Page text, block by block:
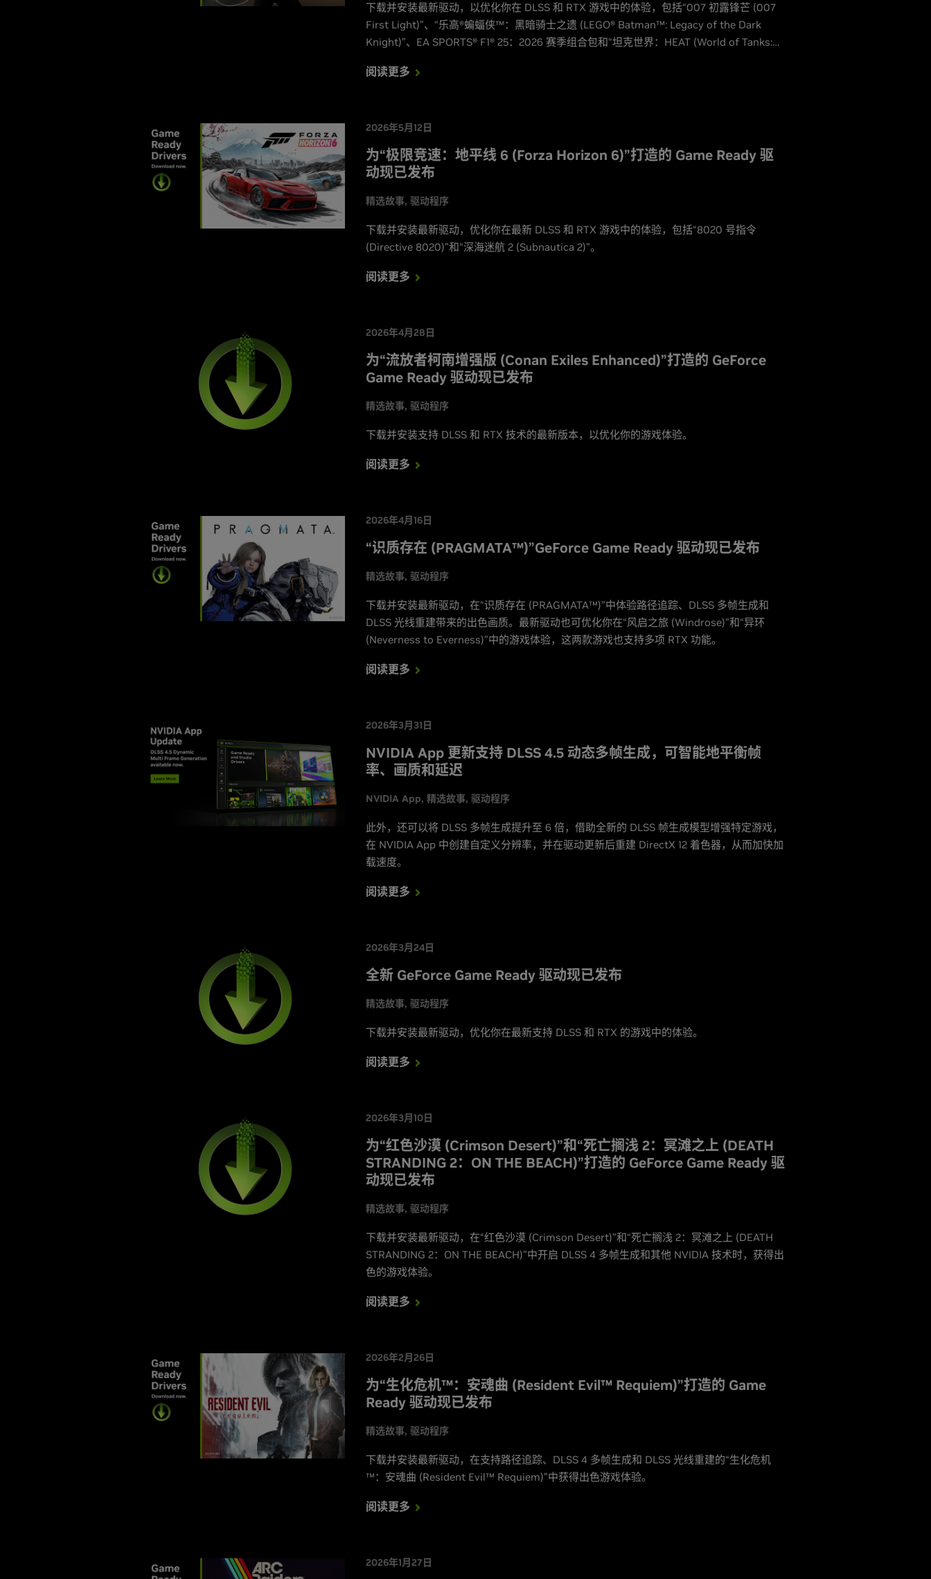
下载并安装最新驱动，以优化你在 DLSS 和 RTX 游戏中的体验，包括“007 初露锋芒 (007
First Light)”、“乐高®蝙蝠侠™：黑暗骑士之遗 (LEGO® Batman™: Legacy of the Dark
Knight)”、EA SPORTS® F1® 25：2026 赛季组合包和“坦克世界：HEAT (World of Tanks:
阅读更多
2026年5月12日
为“极限竞速：地平线 6 (Forza Horizon 6)”打造的 Game Ready 驱
动现已发布
精选故事 驱动程序
下载并安装最新驱动，优化你在最新 DLSS 和 RTX 游戏中的体验，包括“8020 号指令
(Directive 8020)”和“深海迷航 2 (Subnautica 2)”。
阅读更多
2026年4月28日
为“流放者柯南增强版 (Conan Exiles Enhanced)”打造的 GeForce
Game Ready 驱动现已发布
精选故事 驱动程序
下载并安装支持 DLSS 和 RTX 技术的最新版本，以优化你的游戏体验。
阅读更多
2026年4月16日
“识质存在 (PRAGMATA™)”GeForce Game Ready 驱动现已发布
精选故事 驱动程序
下载并安装最新驱动，在“识质存在 (PRAGMATA™)”中体验路径追踪、DLSS 多帧生成和
DLSS 光线重建带来的出色画质。最新驱动也可优化你在“风启之旅 (Windrose)”和“异环
(Neverness to Everness)”中的游戏体验，这两款游戏也支持多项 RTX 功能。
阅读更多
2026年3月31日
NVIDIA App 更新支持 DLSS 4.5 动态多帧生成，可智能地平衡帧
率、画质和延迟
NVIDIA App 精选故事 驱动程序
此外，还可以将 DLSS 多帧生成提升至 6 倍，借助全新的 DLSS 帧生成模型增强特定游戏，
在 NVIDIA App 中创建自定义分辨率，并在驱动更新后重建 DirectX 12 着色器，从而加快加
载速度。
阅读更多
2026年3月24日
全新 GeForce Game Ready 驱动现已发布
精选故事 驱动程序
下载并安装最新驱动，优化你在最新支持 DLSS 和 RTX 的游戏中的体验。
阅读更多
2026年3月10日
为“红色沙漠 (Crimson Desert)”和“死亡搁浅 2：冥滩之上 (DEATH
STRANDING 2：ON THE BEACH)”打造的 GeForce Game Ready 驱
动现已发布
精选故事 驱动程序
下载并安装最新驱动，在“红色沙漠 (Crimson Desert)”和“死亡搁浅 2：冥滩之上 (DEATH
STRANDING 2：ON THE BEACH)”中开启 DLSS 4 多帧生成和其他 NVIDIA 技术时，获得出
色的游戏体验。
阅读更多
2026年2月26日
为“生化危机™：安魂曲 (Resident Evil™ Requiem)”打造的 Game
Ready 驱动现已发布
精选故事 驱动程序
下载并安装最新驱动，在支持路径追踪、DLSS 4 多帧生成和 DLSS 光线重建的“生化危机
™：安魂曲 (Resident Evil™ Requiem)”中获得出色游戏体验。
阅读更多
2026年1月27日